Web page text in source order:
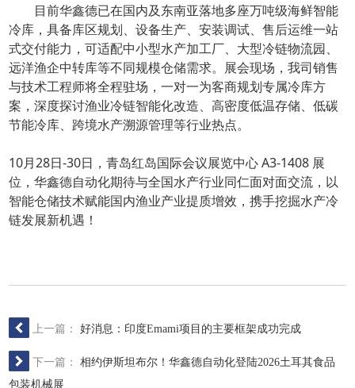
目前华鑫德已在国内及东南亚落地多座万吨级海鲜智能
冷库，具备库区规划、设备生产、安装调试、售后运维一站
式交付能力，可适配中小型水产加工厂、大型冷链物流园、
远洋渔企中转库等不同规模仓储需求。展会现场，我司销售
与技术工程师将全程驻场，一对一为客商规划专属冷库方
案，深度探讨渔业冷链智能化改造、高密度低温存储、低碳
节能冷库、跨境水产溯源管理等行业热点。
10月28日-30日，青岛红岛国际会议展览中心 A3-1408 展
位，华鑫德自动化期待与全国水产行业同仁面对面交流，以
智能仓储技术赋能国内渔业产业提质增效，携手挖掘水产冷
链发展新机遇！
上一篇：好消息：印度Emami项目的主要框架成功完成
下一篇：相约伊斯坦布尔！华鑫德自动化登陆2026土耳其食品
包装机械展